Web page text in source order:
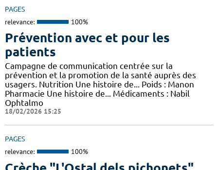
PAGES
relevance: 100%
Prévention avec et pour les
patients
Campagne de communication centrée sur la
prévention et la promotion de la santé auprès des
usagers. Nutrition Une histoire de... Poids : Manon
Pharmacie Une histoire de... Médicaments : Nabil
Ophtalmo
18/02/2026 15:25
PAGES
relevance: 100%